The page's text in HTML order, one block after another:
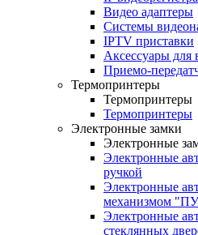
Видео адаптеры
Системы
IPTV приставки
Аксессуары для
Приемо-
Термопринтеры
Термопринтеры
Термопринтеры
Электронные замки
Электронные
Электронные
ручкой
Электронные
механизмом
Электронные
стеклянных